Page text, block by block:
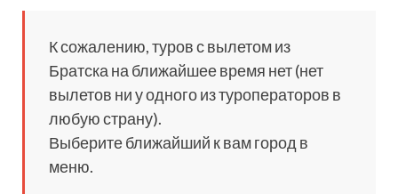
К сожалению, туров с вылетом из
Братска на ближайшее время нет (нет
вылетов ни у одного из туроператоров в
любую страну).
Выберите ближайший к вам город в
меню.